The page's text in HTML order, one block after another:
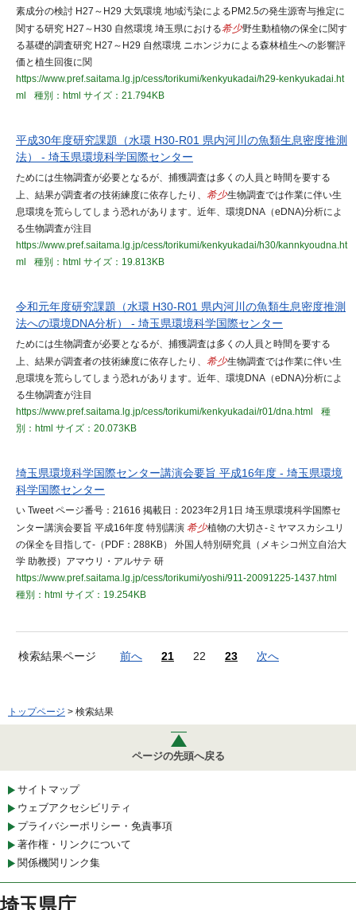
素成分の検討 H27～H29 大気環境 地域汚染によるPM2.5の発生源寄与推定に
関する研究 H27～H30 自然環境 埼玉県における希少野生動植物の保全に関す
る基礎的調査研究 H27～H29 自然環境 ニホンジカによる森林植生への影響評
価と植生回復に関
https://www.pref.saitama.lg.jp/cess/torikumi/kenkyukadai/h29-kenkyukadai.ht
ml
種別：html サイズ：21.794KB
平成30年度研究課題（水環 H30-R01 県内河川の魚類生息密度推測
法） - 埼玉県環境科学国際センター
ためには生物調査が必要となるが、捕獲調査は多くの人員と時間を要する
上、結果が調査者の技術練度に依存したり、 希少生物調査では作業に伴い生
息環境を荒らしてしまう恐れがあります。近年、環境DNA（eDNA)分析によ
る生物調査が注目
https://www.pref.saitama.lg.jp/cess/torikumi/kenkyukadai/h30/kannkyoudna.ht
ml
種別：html サイズ：19.813KB
令和元年度研究課題（水環 H30-R01 県内河川の魚類生息密度推測
法への環境DNA分析） - 埼玉県環境科学国際センター
ためには生物調査が必要となるが、捕獲調査は多くの人員と時間を要する
上、結果が調査者の技術練度に依存したり、 希少生物調査では作業に伴い生
息環境を荒らしてしまう恐れがあります。近年、環境DNA（eDNA)分析によ
る生物調査が注目
https://www.pref.saitama.lg.jp/cess/torikumi/kenkyukadai/r01/dna.html
種
別：html サイズ：20.073KB
埼玉県環境科学国際センター講演会要旨 平成16年度 - 埼玉県環境
科学国際センター
い Tweet ページ番号：21616 掲載日：2023年2月1日 埼玉県環境科学国際セ
ンター講演会要旨 平成16年度 特別講演 希少植物の大切さ-ミヤマスカシユリ
の保全を目指して-（PDF：288KB） 外国人特別研究員（メキシコ州立自治大
学 助教授）アマウリ・アルサテ 研
https://www.pref.saitama.lg.jp/cess/torikumi/yoshi/911-20091225-1437.html
種別：html サイズ：19.254KB
検索結果ページ 前へ 21 22 23 次へ
トップページ > 検索結果
ページの先頭へ戻る
サイトマップ
ウェブアクセシビリティ
プライバシーポリシー・免責事項
著作権・リンクについて
関係機関リンク集
埼玉県庁